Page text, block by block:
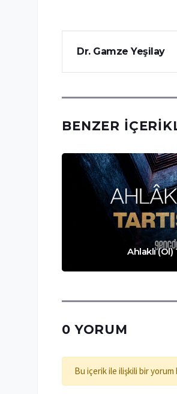
Dr. Gamze Yeşilay
BENZER
Ahlaklı (Ol)
0 YORUM
Bu içerik ile ilişkili bir yorum